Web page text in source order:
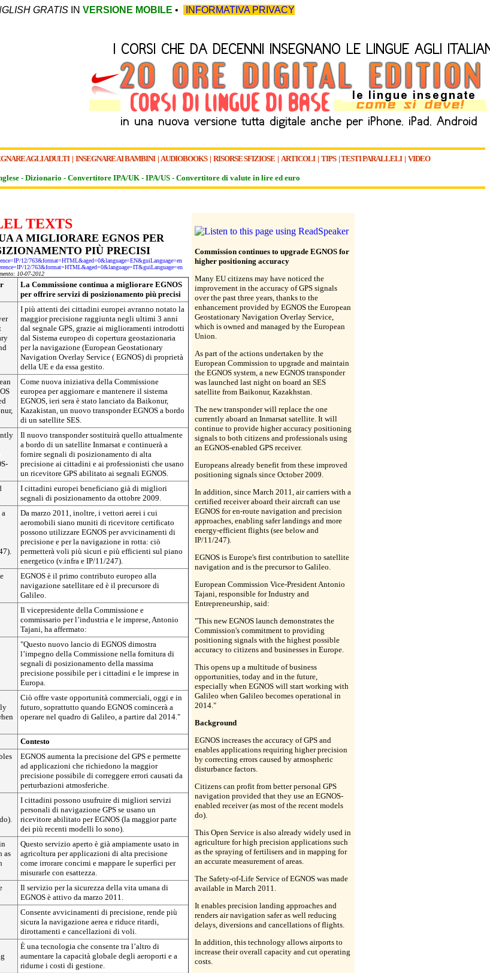
GRATIS IN VERSIONE MOBILE • INFORMATIVA PRIVACY
AGLI ADULTI | INSEGNARE AI BAMBINI| AUDIOBOOKS| RISORSE SFIZIOSE | ARTICOLI| TIPS|TESTI PARALLELI| VIDEO
-Dizionario - Convertitore IPA/UK - IPA/US - Convertitore di valute in lire ed euro
TEXTS
A MIGLIORARE EGNOS PER
PIÙ PRECISI
12/763&format=HTML&aged=0&language=EN&guiLanguage=en
12/763&format=HTML&aged=0&language=IT&guiLanguage=en
10-07-2012
La Commissione continua a migliorare EGNOS
per offrire servizi di posizionamento più precisi
I più attenti dei cittadini europei avranno notato la
maggior precisione raggiunta negli ultimi 3 anni
dal segnale GPS, grazie ai miglioramenti introdotti
dal Sistema europeo di copertura geostazionaria
per la navigazione (European Geostationary
Navigation Overlay Service ( EGNOS) di proprietà
della UE e da essa gestito.
Come nuova iniziativa della Commissione
europea per aggiornare e mantenere il sistema
EGNOS, ieri sera è stato lanciato da Baikonur,
Kazakistan, un nuovo transponder EGNOS a bordo
di un satellite SES.
Il nuovo transponder sostituirà quello attualmente
a bordo di un satellite Inmarsat e continuerà a
fornire segnali di posizionamento di alta
precisione ai cittadini e ai professionisti che usano
un ricevitore GPS abilitato ai segnali EGNOS.
I cittadini europei beneficiano già di migliori
segnali di posizionamento da ottobre 2009.
Da marzo 2011, inoltre, i vettori aerei i cui
aeromobili siano muniti di ricevitore certificato
possono utilizzare EGNOS per avvicinamenti di
precisione e per la navigazione in rotta: ciò
permetterà voli più sicuri e più efficienti sul piano
energetico (v.infra e IP/11/247).
EGNOS è il primo contributo europeo alla
navigazione satellitare ed è il precursore di
Galileo.
Il vicepresidente della Commissione e
commissario per l’industria e le imprese, Antonio
Tajani, ha affermato:
"Questo nuovo lancio di EGNOS dimostra
l’impegno della Commissione nella fornitura di
segnali di posizionamento della massima
precisione possibile per i cittadini e le imprese in
Europa.
Ciò offre vaste opportunità commerciali, oggi e in
futuro, soprattutto quando EGNOS comincerà a
operare nel quadro di Galileo, a partire dal 2014."
Contesto
EGNOS aumenta la precisione del GPS e permette
ad applicazioni che richiedono la maggior
precisione possibile di correggere errori causati da
perturbazioni atmosferiche.
I cittadini possono usufruire di migliori servizi
personali di navigazione GPS se usano un
ricevitore abilitato per EGNOS (la maggior parte
dei più recenti modelli lo sono).
as
Questo servizio aperto è già ampiamente usato in
agricoltura per applicazioni di alta precisione
come irrorare concimi e mappare le superfici per
misurarle con esattezza.
Il servizio per la sicurezza della vita umana di
EGNOS è attivo da marzo 2011.
Consente avvicinamenti di precisione, rende più
sicura la navigazione aerea e riduce ritardi,
dirottamenti e cancellazioni di voli.
È una tecnologia che consente tra l’altro di
aumentare la capacità globale degli aeroporti e a
ridurne i costi di gestione.
Commission continues to upgrade EGNOS for
higher positioning accuracy
Many EU citizens may have noticed the
improvement in the accuracy of GPS signals
over the past three years, thanks to the
enhancement provided by EGNOS the European
Geostationary Navigation Overlay Service,
which is owned and managed by the European
Union.
As part of the actions undertaken by the
European Commission to upgrade and maintain
the EGNOS system, a new EGNOS transponder
was launched last night on board an SES
satellite from Baikonur, Kazakhstan.
The new transponder will replace the one
currently aboard an Inmarsat satellite. It will
continue to provide higher accuracy positioning
signals to both citizens and professionals using
an EGNOS-enabled GPS receiver.
Europeans already benefit from these improved
positioning signals since October 2009.
In addition, since March 2011, air carriers with a
certified receiver aboard their aircraft can use
EGNOS for en-route navigation and precision
approaches, enabling safer landings and more
energy-efficient flights (see below and
IP/11/247).
EGNOS is Europe's first contribution to satellite
navigation and is the precursor to Galileo.
European Commission Vice-President Antonio
Tajani, responsible for Industry and
Entrepreneurship, said:
"This new EGNOS launch demonstrates the
Commission's commitment to providing
positioning signals with the highest possible
accuracy to citizens and businesses in Europe.
This opens up a multitude of business
opportunities, today and in the future,
especially when EGNOS will start working with
Galileo when Galileo becomes operational in
2014."
Background
EGNOS increases the accuracy of GPS and
enables applications requiring higher precision
by correcting errors caused by atmospheric
disturbance factors.
Citizens can profit from better personal GPS
navigation provided that they use an EGNOS-
enabled receiver (as most of the recent models
do).
This Open Service is also already widely used in
agriculture for high precision applications such
as the spraying of fertilisers and in mapping for
an accurate measurement of areas.
The Safety-of-Life Service of EGNOS was made
available in March 2011.
It enables precision landing approaches and
renders air navigation safer as well reducing
delays, diversions and cancellations of flights.
In addition, this technology allows airports to
increase their overall capacity and cut operating
costs.